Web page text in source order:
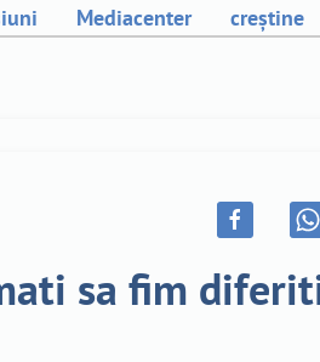
Mediacenter creștine
sa fim